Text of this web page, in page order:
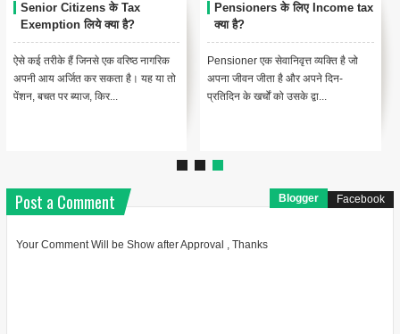
Senior Citizens के Tax
Exemption लिये क्या है?
ऐसे कई तरीके हैं जिनसे एक वरिष्ठ नागरिक
अपनी आय अर्जित कर सकता है। यह या तो
पेंशन, बचत पर ब्याज, किर...
Pensioners के लिए Income tax
क्या है?
Pensioner एक सेवानिवृत्त व्यक्ति है जो
अपना जीवन जीता है और अपने दिन-
प्रतिदिन के खर्चों को उसके द्वा...
Post a Comment Blogger Facebook
Your Comment Will be Show after Approval , Thanks